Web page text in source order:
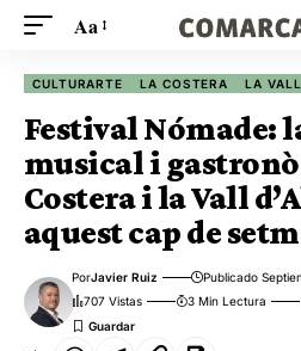
Aa
CULTURARTE LA COSTERA LA
Festival Nómade:
musical i
Costera i la Vall
aquest cap de
PorJavier Ruiz
Publicado
707 Vistas
3 Min Lectura